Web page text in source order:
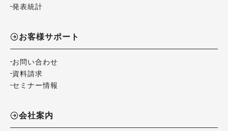
発表統計
お客様サポート
お問い合わせ
資料請求
セミナー情報
会社案内